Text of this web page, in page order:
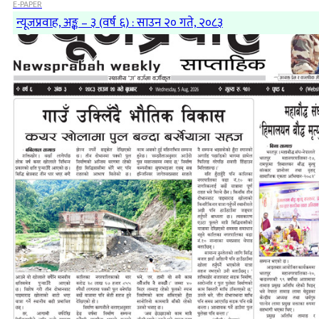
E-PAPER
न्यूजप्रवाह, अङ्क – ३ (वर्ष ६) : साउन २० गते, २०८३